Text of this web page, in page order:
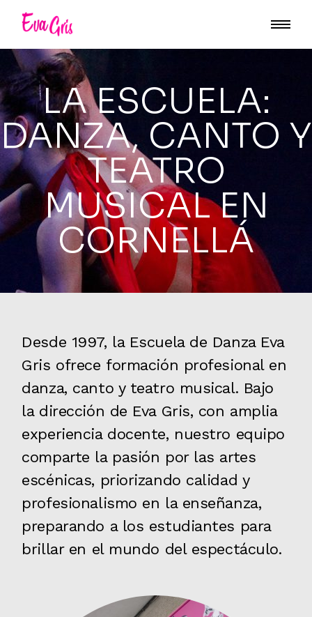
LA ESCUELA:
DANZA, CANTO Y
TEATRO
MUSICAL EN
CORNELLÁ
Desde 1997, la Escuela de Danza Eva
Gris ofrece formación profesional en
danza, canto y teatro musical. Bajo
la dirección de Eva Gris, con amplia
experiencia docente, nuestro equipo
comparte la pasión por las artes
escénicas, priorizando calidad y
profesionalismo en la enseñanza,
preparando a los estudiantes para
brillar en el mundo del espectáculo.